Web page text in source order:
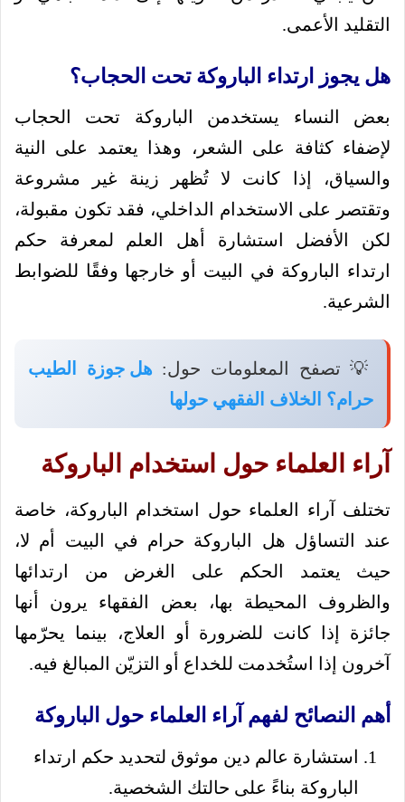
التقليد الأعمى.
هل يجوز ارتداء الباروكة تحت الحجاب؟
بعض النساء يستخدمن الباروكة تحت الحجاب
لإضفاء كثافة على الشعر، وهذا يعتمد على النية
والسياق، إذا كانت لا تُظهر زينة غير مشروعة
وتقتصر على الاستخدام الداخلي، فقد تكون مقبولة،
لكن الأفضل استشارة أهل العلم لمعرفة حكم
ارتداء الباروكة في البيت أو خارجها وفقًا للضوابط
الشرعية.
💡 تصفح المعلومات حول:هل جوزة الطيب
حرام؟ الخلاف الفقهي حولها
آراء العلماء حول استخدام الباروكة
تختلف آراء العلماء حول استخدام الباروكة، خاصة
عند التساؤل هل الباروكة حرام في البيت أم لا،
حيث يعتمد الحكم على الغرض من ارتدائها
والظروف المحيطة بها، بعض الفقهاء يرون أنها
جائزة إذا كانت للضرورة أو العلاج، بينما يحرّمها
آخرون إذا استُخدمت للخداع أو التزيّن المبالغ فيه.
أهم النصائح لفهم آراء العلماء حول الباروكة
استشارة عالم دين موثوق لتحديد حكم ارتداء
الباروكة بناءً على حالتك الشخصية.